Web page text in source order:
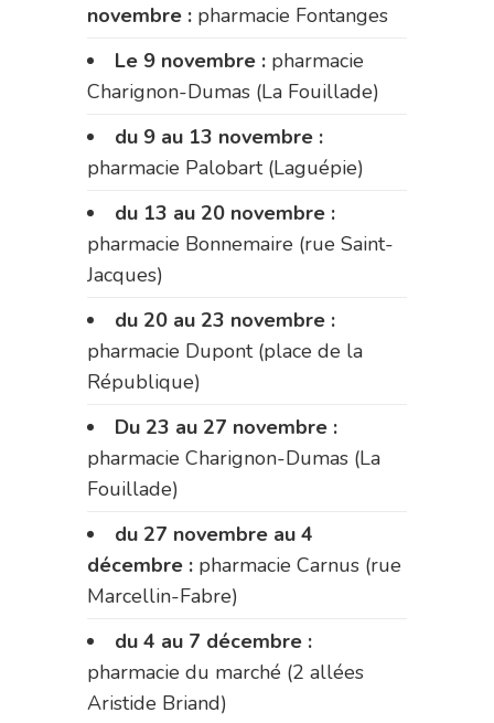
novembre : pharmacie Fontanges
Le 9 novembre : pharmacie
Charignon-Dumas (La Fouillade)
du 9 au 13 novembre :
pharmacie Palobart (Laguépie)
du 13 au 20 novembre :
pharmacie Bonnemaire (rue Saint-
Jacques)
du 20 au 23 novembre :
pharmacie Dupont (place de la
République)
Du 23 au 27 novembre :
pharmacie Charignon-Dumas (La
Fouillade)
du 27 novembre au 4
décembre : pharmacie Carnus (rue
Marcellin-Fabre)
du 4 au 7 décembre :
pharmacie du marché (2 allées
Aristide Briand)